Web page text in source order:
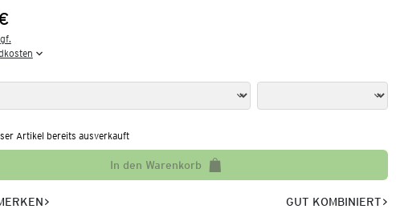
Artikel bereits ausverkauft
In den Warenkorb
GUT KOMBINIERT